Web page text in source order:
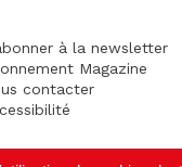
à la newsletter
Magazine
contacter